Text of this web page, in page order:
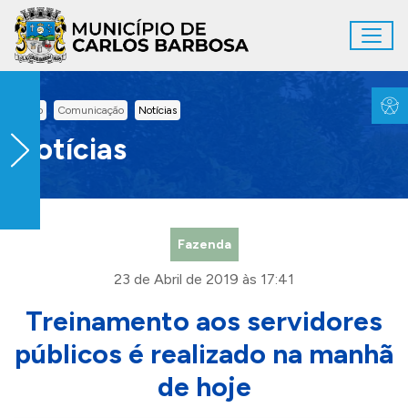
Ir para conteúdo principal
Inicio Comunicação Notícias
Notícias
Fazenda
23 de Abril de 2019 às 17:41
Treinamento aos servidores
públicos é realizado na manhã
de hoje